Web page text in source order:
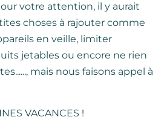
votre attention, il y aurait
choses à rajouter comme
en veille, limiter
jetables ou encore ne rien
mais nous faisons appel à
VACANCES !